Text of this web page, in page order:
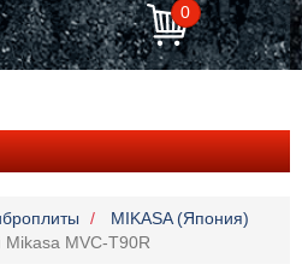
0
MIKASA (Япония)
Mikasa MVC-T90R